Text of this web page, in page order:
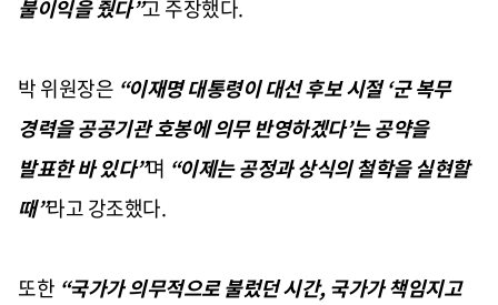
불이익을 줬다”고 주장했다.
박 위원장은 “이재명 대통령이 대선 후보 시절‘군 복무
경력을 공공기관 호봉에 의무 반영하겠다’는 공약을
발표한 바 있다”며 “이제는 공정과 상식의 철학을 실현할
때”라고 강조했다.
또한 “국가가 의무적으로 불렀던 시간,국가가 책임지고